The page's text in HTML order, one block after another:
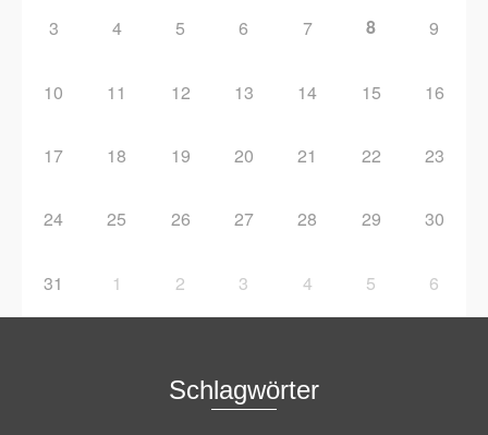
3 4 5 6 7 8 9
10 11 12 13 14 15 16
17 18 19 20 21 22 23
24 25 26 27 28 29 30
31 1 2 3 4 5 6
Schlagwörter